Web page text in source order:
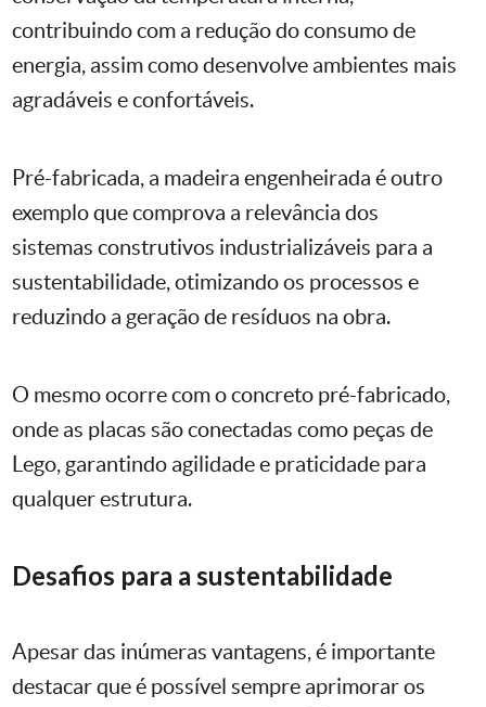
contribuindo com a redução do consumo de
energia, assim como desenvolve ambientes mais
agradáveis e confortáveis.
Pré-fabricada, a madeira engenheirada é outro
exemplo que comprova a relevância dos
sistemas construtivos industrializáveis para a
sustentabilidade, otimizando os processos e
reduzindo a geração de resíduos na obra.
O mesmo ocorre com o concreto pré-fabricado,
onde as placas são conectadas como peças de
Lego, garantindo agilidade e praticidade para
qualquer estrutura.
Desafios para a sustentabilidade
Apesar das inúmeras vantagens, é importante
destacar que é possível sempre aprimorar os